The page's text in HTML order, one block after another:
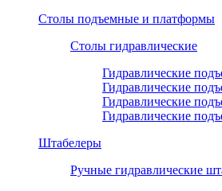
Столы подъемные и платформы
Столы гидравлические
Гидравлические
Гидравлические
Гидравлические
Гидравлические
Штабелеры
Ручные гидравлические